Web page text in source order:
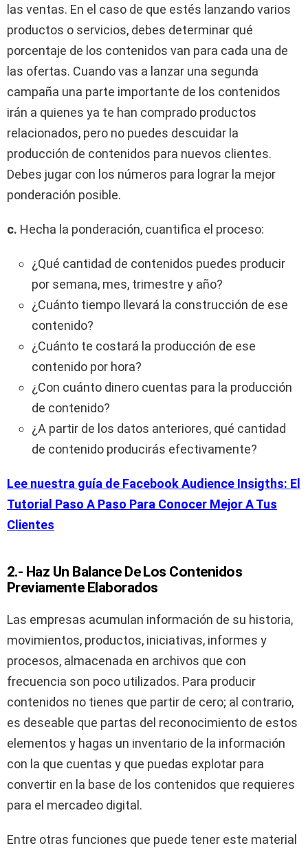
las ventas. En el caso de que estés lanzando varios
productos o servicios, debes determinar qué
porcentaje de los contenidos van para cada una de
las ofertas. Cuando vas a lanzar una segunda
campaña una parte importante de los contenidos
irán a quienes ya te han comprado productos
relacionados, pero no puedes descuidar la
producción de contenidos para nuevos clientes.
Debes jugar con los números para lograr la mejor
ponderación posible.
c. Hecha la ponderación, cuantifica el proceso:
¿Qué cantidad de contenidos puedes producir
por semana, mes, trimestre y año?
¿Cuánto tiempo llevará la construcción de ese
contenido?
¿Cuánto te costará la producción de ese
contenido por hora?
¿Con cuánto dinero cuentas para la producción
de contenido?
¿A partir de los datos anteriores, qué cantidad
de contenido producirás efectivamente?
Lee nuestra guía de Facebook Audience Insigths: El
Tutorial Paso A Paso Para Conocer Mejor A Tus
Clientes
2.- Haz Un Balance De Los Contenidos
Previamente Elaborados
Las empresas acumulan información de su historia,
movimientos, productos, iniciativas, informes y
procesos, almacenada en archivos que con
frecuencia son poco utilizados. Para producir
contenidos no tienes que partir de cero; al contrario,
es deseable que partas del reconocimiento de estos
elementos y hagas un inventario de la información
con la que cuentas y que puedas explotar para
convertir en la base de los contenidos que requieres
para el mercadeo digital.
Entre otras funciones que puede tener este material